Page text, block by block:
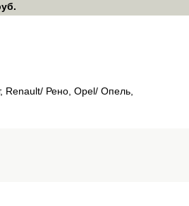
Renault/ Рено, Opel/ Опель,